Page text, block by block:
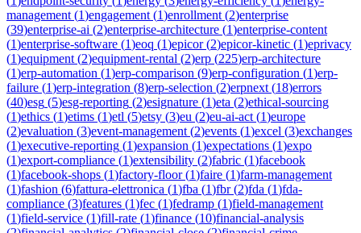
management (1)engagement (1)enrollment (2)enterprise
(39)enterprise-ai (2)enterprise-architecture (1)enterprise-content
(1)enterprise-software (1)eoq (1)epicor(2)epicor-kinetic (1)eprivacy
(1)equipment (2)equipment-rental (2)erp (225)erp-architecture
(1)erp-automation (1)erp-comparison (9)erp-configuration (1)erp-
failure (1)erp-integration (8)erp-selection (2)erpnext (18)errors
(40)esg (5)esg-reporting (2)esignature (1)eta (2)ethical-sourcing
(1)ethics (1)etims (1)etl (5)etsy (3)eu (2)eu-ai-act (1)europe
(2)evaluation (3)event-management (2)events (1)excel (3)exchanges
(1)executive-reporting (1)expansion (1)expectations (1)expo
(1)export-compliance (1)extensibility (2)fabric (1)facebook
(1)facebook-shops (1)factory-floor(1)faire (1)farm-management
(1)fashion (6)fattura-elettronica (1)fba (1)fbr(2)fda (1)fda-
compliance (3)features (1)fec (1)fedramp (1)field-management
(1)field-service (1)fill-rate (1)finance (10)financial-analysis